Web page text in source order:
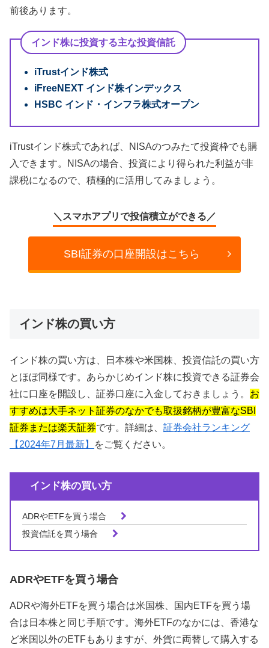
前後あります。
インド株に投資する主な投資信託
iTrustインド株式
iFreeNEXT インド株インデックス
HSBC インド・インフラ株式オープン
iTrustインド株式であれば、NISAのつみたて投資枠でも購
入できます。NISAの場合、投資により得られた利益が非
課税になるので、積極的に活用してみましょう。
＼スマホアプリで投信積立ができる／
SBI証券の口座開設はこちら
インド株の買い方
インド株の買い方は、日本株や米国株、投資信託の買い方
とほぼ同様です。あらかじめインド株に投資できる証券会
社に口座を開設し、証券口座に入金しておきましょう。 お
すすめは大手ネット証券のなかでも取扱銘柄が豊富なSBI
証券または楽天証券です。詳細は、 証券会社ランキング
【2024年7月最新】
をご覧ください。
インド株の買い方
ADRやETFを買う場合
投資信託を買う場合
ADRやETFを買う場合
ADRや海外ETFを買う場合は米国株、国内ETFを買う場
合は日本株と同じ手順です。海外ETFのなかには、香港な
ど米国以外のETFもありますが、外貨に両替して購入する